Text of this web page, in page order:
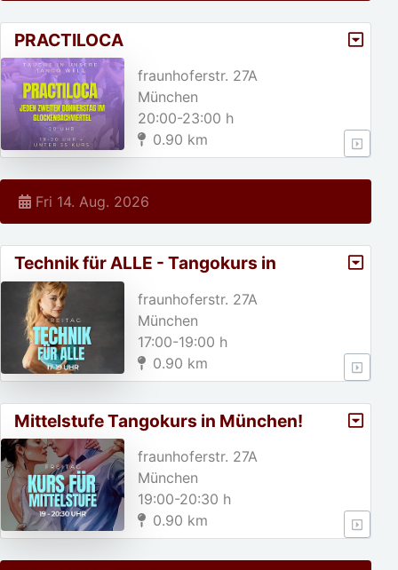
PRACTILOCA
fraunhoferstr. 27A
München
20:00-23:00 h
0.90 km
Fri 14. Aug. 2026
Technik für ALLE - Tangokurs in
München
fraunhoferstr. 27A
München
17:00-19:00 h
0.90 km
Mittelstufe Tangokurs in München!
fraunhoferstr. 27A
München
19:00-20:30 h
0.90 km